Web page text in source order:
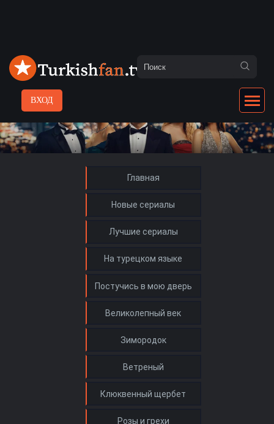
ВХОД
Главная
Новые сериалы
Лучшие сериалы
На турецком языке